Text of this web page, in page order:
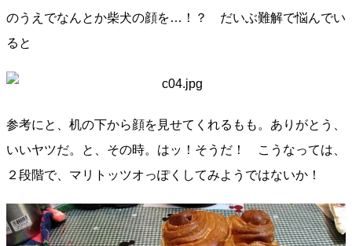
のうえでなんとか柴犬の顔を…！？ だいぶ難解で悩んでい
ると
参考にと、机の下から顔を見せてくれるもも。ありがとう、
いいヤツだ。と、その時。はッ！そうだ！ こうなっては、
２段階で、マリトッツオっぽくしてみようではないか！